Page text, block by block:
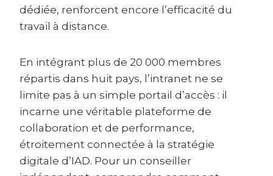
dédiée, renforcent encore l’efficacité du
travail à distance.
En intégrant plus de 20 000 membres
répartis dans huit pays, l’intranet ne se
limite pas à un simple portail d’accès : il
incarne une véritable plateforme de
collaboration et de performance,
étroitement connectée à la stratégie
digitale d’IAD. Pour un conseiller